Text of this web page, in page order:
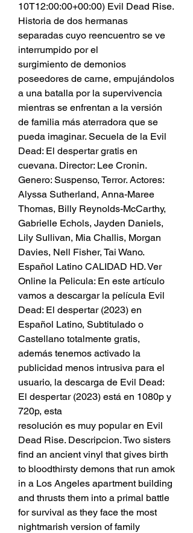
10T12:00:00+00:00) Evil Dead Rise.
Historia de dos hermanas
separadas cuyo reencuentro se ve
interrumpido por el
surgimiento de demonios
poseedores de carne, empujándolos
a una batalla por la supervivencia
mientras se enfrentan a la versión
de familia más aterradora que se
pueda imaginar. Secuela de la Evil
Dead: El despertar gratis en
cuevana. Director: Lee Cronin.
Genero: Suspenso, Terror. Actores:
Alyssa Sutherland, Anna-Maree
Thomas, Billy Reynolds-McCarthy,
Gabrielle Echols, Jayden Daniels,
Lily Sullivan, Mia Challis, Morgan
Davies, Nell Fisher, Tai Wano.
Español Latino CALIDAD HD. Ver
Online la Pelicula: En este artículo
vamos a descargar la película Evil
Dead: El despertar (2023) en
Español Latino, Subtitulado o
Castellano totalmente gratis,
además tenemos activado la
publicidad menos intrusiva para el
usuario, la descarga de Evil Dead:
El despertar (2023) está en 1080p y
720p, esta
resolución es muy popular en Evil
Dead Rise. Descripcion. Two sisters
find an ancient vinyl that gives birth
to bloodthirsty demons that run amok
in a Los Angeles apartment building
and thrusts them into a primal battle
for survival as they face the most
nightmarish version of family